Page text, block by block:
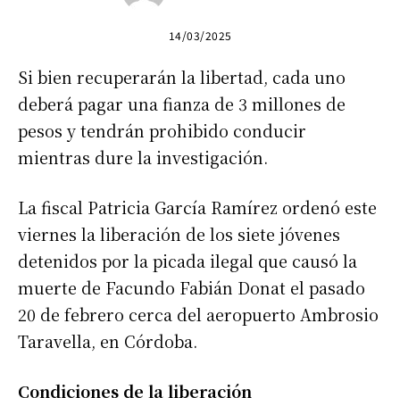
14/03/2025
Si bien recuperarán la libertad, cada uno
deberá pagar una fianza de 3 millones de
pesos y tendrán prohibido conducir
mientras dure la investigación.
La fiscal Patricia García Ramírez ordenó este
viernes la liberación de los siete jóvenes
detenidos por la picada ilegal que causó la
muerte de Facundo Fabián Donat el pasado
20 de febrero cerca del aeropuerto Ambrosio
Taravella, en Córdoba.
Condiciones de la liberación